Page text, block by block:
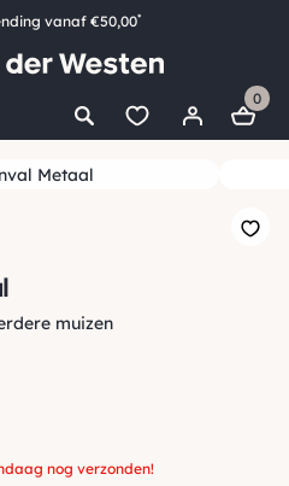
vanaf €50,00*
later met Klarna
artikelen op voorraad
0
muizen
nog verzonden!